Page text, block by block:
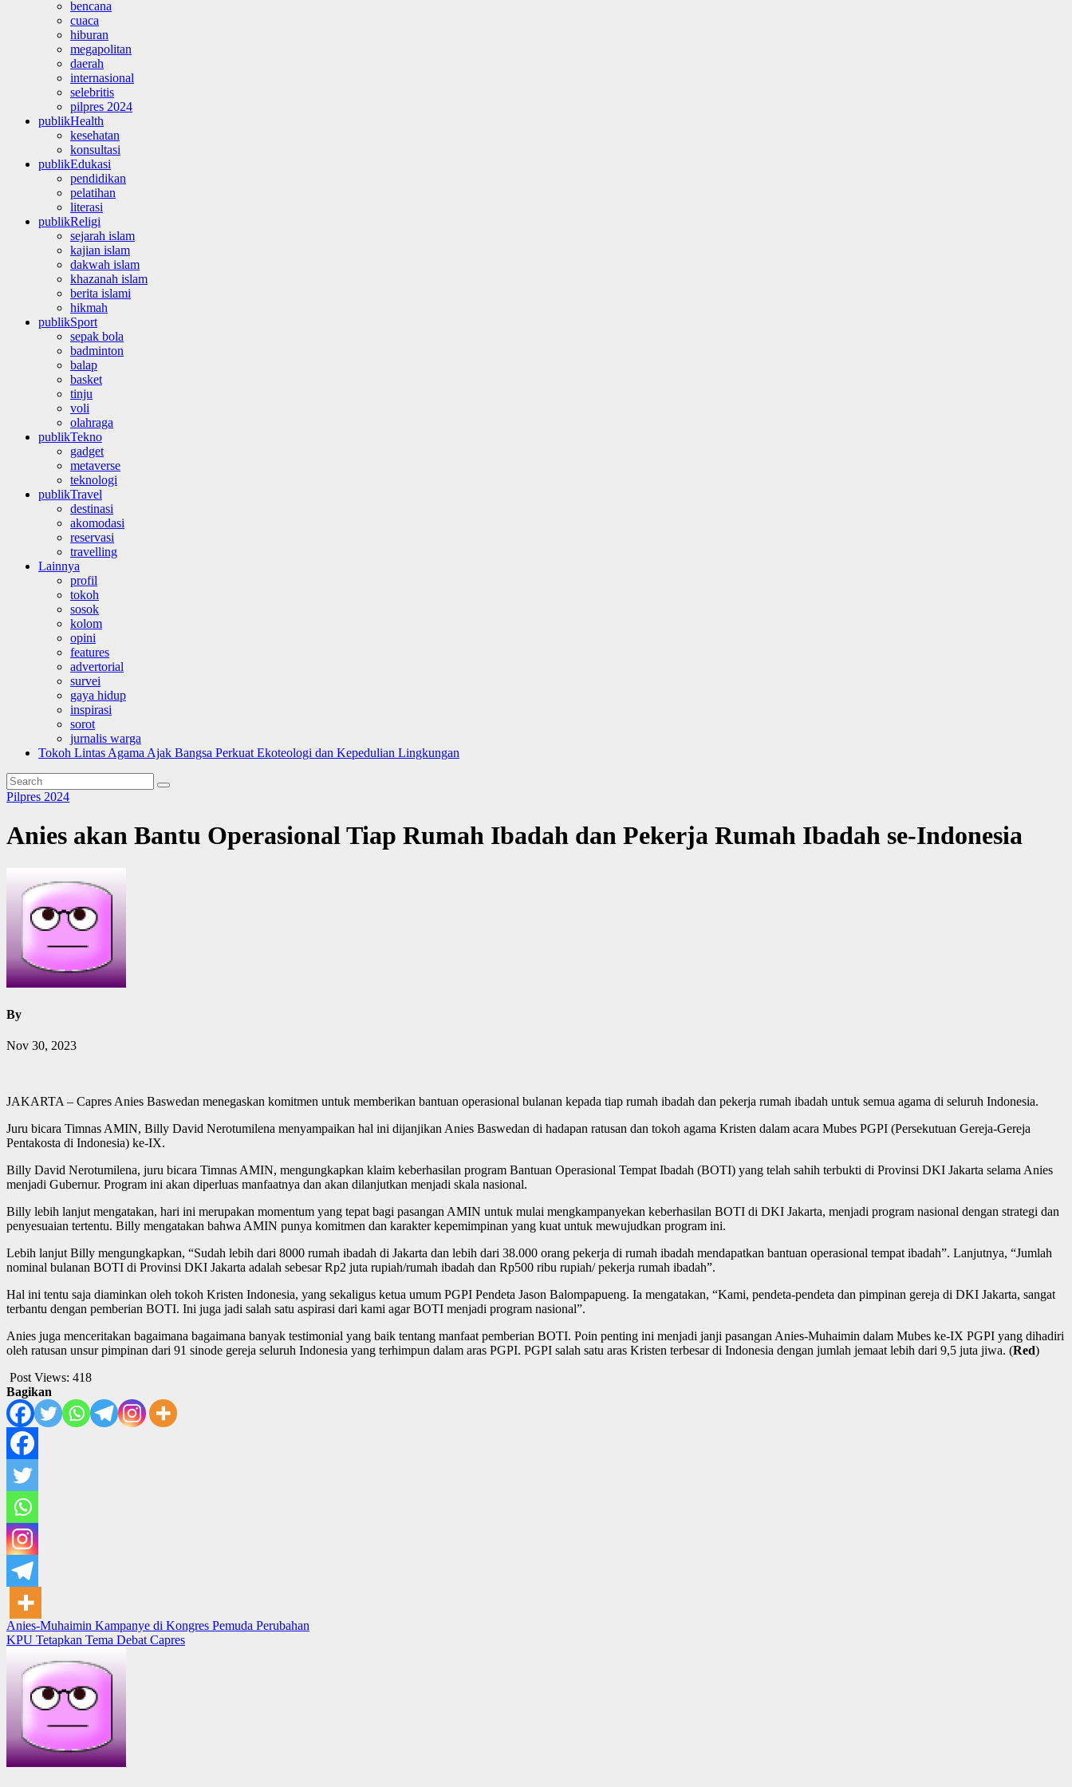
bencana
cuaca
hiburan
megapolitan
daerah
internasional
selebritis
pilpres 2024
publikHealth
kesehatan
konsultasi
publikEdukasi
pendidikan
pelatihan
literasi
publikReligi
sejarah islam
kajian islam
dakwah islam
khazanah islam
berita islami
hikmah
publikSport
sepak bola
badminton
balap
basket
tinju
voli
olahraga
publikTekno
gadget
metaverse
teknologi
publikTravel
destinasi
akomodasi
reservasi
travelling
Lainnya
profil
tokoh
sosok
kolom
opini
features
advertorial
survei
gaya hidup
inspirasi
sorot
jurnalis warga
Tokoh Lintas Agama Ajak Bangsa Perkuat Ekoteologi dan Kepedulian Lingkungan
Pilpres 2024
Anies akan Bantu Operasional Tiap Rumah Ibadah dan Pekerja Rumah Ibadah se-Indonesia
By
Nov 30, 2023
JAKARTA – Capres Anies Baswedan menegaskan komitmen untuk memberikan bantuan operasional bulanan kepada tiap rumah ibadah dan pekerja rumah ibadah untuk semua agama di seluruh Indonesia.
Juru bicara Timnas AMIN, Billy David Nerotumilena menyampaikan hal ini dijanjikan Anies Baswedan di hadapan ratusan dan tokoh agama Kristen dalam acara Mubes PGPI (Persekutuan Gereja-Gereja
Pentakosta di Indonesia) ke-IX.
Billy David Nerotumilena, juru bicara Timnas AMIN, mengungkapkan klaim keberhasilan program Bantuan Operasional Tempat Ibadah (BOTI) yang telah sahih terbukti di Provinsi DKI Jakarta selama Anies
menjadi Gubernur. Program ini akan diperluas manfaatnya dan akan dilanjutkan menjadi skala nasional.
Billy lebih lanjut mengatakan, hari ini merupakan momentum yang tepat bagi pasangan AMIN untuk mulai mengkampanyekan keberhasilan BOTI di DKI Jakarta, menjadi program nasional dengan strategi dan
penyesuaian tertentu. Billy mengatakan bahwa AMIN punya komitmen dan karakter kepemimpinan yang kuat untuk mewujudkan program ini.
Lebih lanjut Billy mengungkapkan, “Sudah lebih dari 8000 rumah ibadah di Jakarta dan lebih dari 38.000 orang pekerja di rumah ibadah mendapatkan bantuan operasional tempat ibadah”. Lanjutnya, “Jumlah
nominal bulanan BOTI di Provinsi DKI Jakarta adalah sebesar Rp2 juta rupiah/rumah ibadah dan Rp500 ribu rupiah/ pekerja rumah ibadah”.
Hal ini tentu saja diaminkan oleh tokoh Kristen Indonesia, yang sekaligus ketua umum PGPI Pendeta Jason Balompapueng. Ia mengatakan, “Kami, pendeta-pendeta dan pimpinan gereja di DKI Jakarta, sangat
terbantu dengan pemberian BOTI. Ini juga jadi salah satu aspirasi dari kami agar BOTI menjadi program nasional”.
Anies juga menceritakan bagaimana bagaimana banyak testimonial yang baik tentang manfaat pemberian BOTI. Poin penting ini menjadi janji pasangan Anies-Muhaimin dalam Mubes ke-IX PGPI yang dihadiri
oleh ratusan unsur pimpinan dari 91 sinode gereja seluruh Indonesia yang terhimpun dalam aras PGPI. PGPI salah satu aras Kristen terbesar di Indonesia dengan jumlah jemaat lebih dari 9,5 juta jiwa. (Red)
Post Views: 418
Bagikan
Post
navigation
Anies-Muhaimin Kampanye di Kongres Pemuda Perubahan
KPU Tetapkan Tema Debat Capres